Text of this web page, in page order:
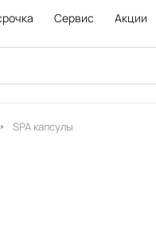
Сервис Акции
SPA капсулы